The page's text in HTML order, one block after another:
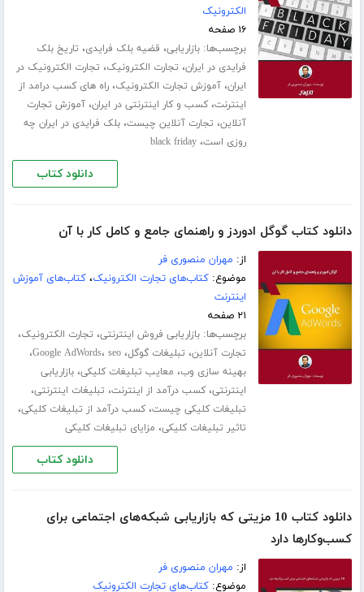
الکترونیک
۱۶ صفحه
برچسب‌ها:بازاریابی، قضیه بلک فرایدی، تاریخ بلک
فرایدی در ایران، تجارت الکترونیک، تجارت الکترونیک در
ایران،آموزش تجارت الکترونیک،راه های کسب درامد از
اینترنت،کسب و کار اینترنتی در ایران،آموزش تجارت
آنلاین، تجارت آنلاین چیست،بلک فرایدی در ایران چه
روزی است،black friday
دانلود کتاب
دانلود کتاب گوگل ادوردز و راهنمای جامع و کامل کار با آن
از: مهران منصوری فر
موضوع:کتاب‌های تجارت الکترونیک،کتاب‌های آموزش
اینترنت
۲۱ صفحه
برچسب‌ها:بازاریابی فروش اینترنتی، تجارت الکترونیک،
تجارت آنلاین، تبلیغات گوگل، Google AdWords، seo ،
بهینه سازی وب، معایب تبلیغات کلیکی،بازاریابی
اینترنتی،کسب درآمد از اینترنت، تبلیغات اینترنتی،
تبلیغات کلیکی چیست،کسب درآمد از تبلیغات کلیکی،
تاثیر تبلیغات کلیکی، مزایای تبلیغات کلیکی
دانلود کتاب
دانلود کتاب 10 مزیتی که بازاریابی شبکه‌های اجتماعی برای
کسب‌و‌کارها دارد
از: مهران منصوری فر
موضوع:کتاب‌های تجارت الکترونیک